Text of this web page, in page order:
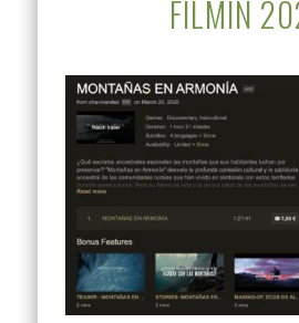
FILMIN